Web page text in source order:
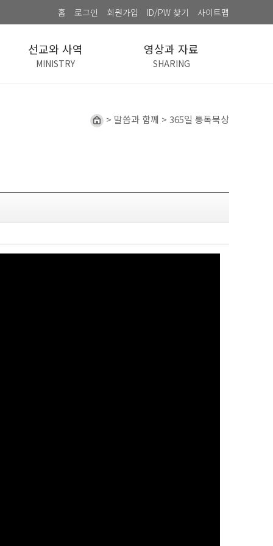
홈 로그인 회원가입 ID/PW 찾기 사이트맵
선교와 사역
MINISTRY
영상과 자료
SHARING
> 말씀과 함께 > 365일 통독묵상